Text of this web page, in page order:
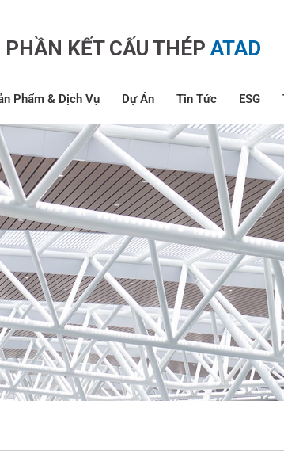
PHẦN KẾT CẤU THÉP ATAD
Phẩm & Dịch Vụ Dự Án Tin Tức ESG